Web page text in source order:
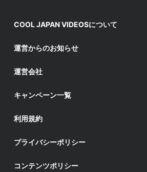
COOL JAPAN VIDEOSについて
運営からのお知らせ
運営会社
キャンペーン一覧
利用規約
プライバシーポリシー
コンテンツポリシー